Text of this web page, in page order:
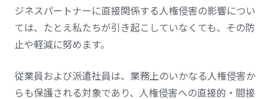
ジネスパートナーに直接関係する人権侵害の影響につい
ては、たとえ私たちが引き起こしていなくても、その防
止や軽減に努めます。
従業員および派遣社員は、業務上のいかなる人権侵害か
らも保護される対象であり、人権侵害への直接的・間接